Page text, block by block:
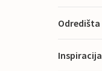
Odredišta
Inspiracija